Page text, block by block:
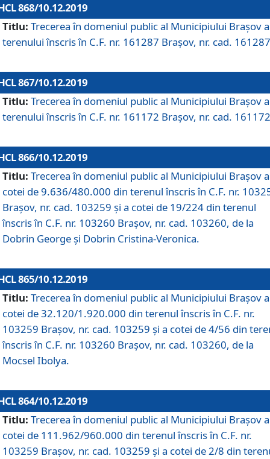
868/10.12.2019
Titlu: Trecerea în domeniul public al Municipiului Braşov a
terenului înscris în C.F. nr. 161287 Brașov, nr. cad.
867/10.12.2019
Titlu: Trecerea în domeniul public al Municipiului Braşov a
terenului înscris în C.F. nr. 161172 Brașov, nr. cad.
866/10.12.2019
Titlu: Trecerea în domeniul public al Municipiului Braşov a
cotei de 9.636/480.000 din terenul înscris în C.F. nr.
Brașov, nr. cad. 103259 și a cotei de 19/224 din terenul
înscris în C.F. nr. 103260 Brașov, nr. cad. 103260, de la
Dobrin George și Dobrin Cristina-Veronica.
865/10.12.2019
Titlu: Trecerea în domeniul public al Municipiului Braşov a
cotei de 32.120/1.920.000 din terenul înscris în C.F. nr.
103259 Brașov, nr. cad. 103259 și a cotei de 4/56 din
înscris în C.F. nr. 103260 Brașov, nr. cad. 103260, de la
Mocsel Ibolya.
864/10.12.2019
Titlu: Trecerea în domeniul public al Municipiului Braşov a
cotei de 111.962/960.000 din terenul înscris în C.F. nr.
103259 Brașov, nr. cad. 103259 și a cotei de 2/8 din